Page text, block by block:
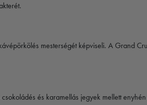
mesterségét képviseli. A Grand
és karamellás jegyek mellett